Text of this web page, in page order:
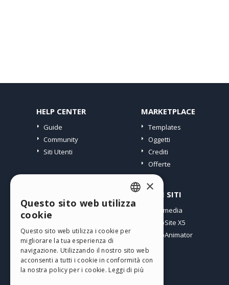
HELP CENTER
Guide
Community
Siti Utenti
MARKETPLACE
Templates
Oggetti
Crediti
Offerte
I miei post
I miei Download
Spazio Web
I miei Crediti
ALTRI SITI
Incomedia
WebSite X5
WebAnimator
ENGLISH
SPANISH
PORTUGUESE
×
Questo sito web utilizza
cookie
Questo sito web utilizza i cookie per
migliorare la tua esperienza di
navigazione. Utilizzando il nostro sito web
acconsenti a tutti i cookie in conformità con
la nostra policy per i cookie. Leggi di più